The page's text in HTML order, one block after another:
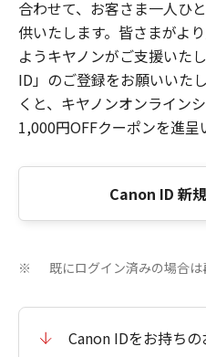
合わせて、お客さま一人ひ
供いたします。皆さまがよ
ようキヤノンがご支援いた
ID」のご登録をお願いいた
くと、キヤノンオンライン
1,000円OFFクーポンを進呈
Canon ID 新
※ 既にログイン済みの場合は
Canon IDをお持ち